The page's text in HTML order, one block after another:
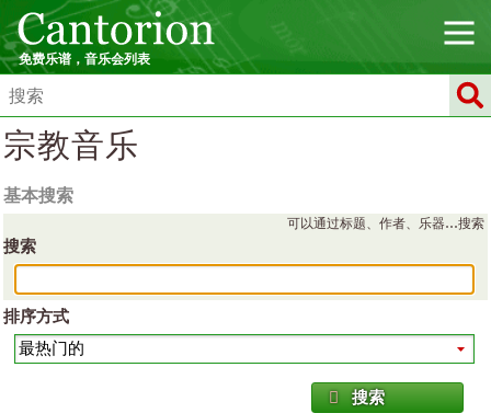
免费乐谱，音乐会列表
宗教音乐
基本搜索
可以通过标题、作者、乐器…搜索
搜索
排序方式
搜索